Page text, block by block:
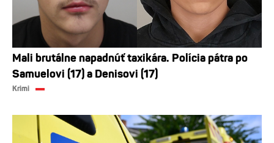
Mali brutálne napadnúť taxikára. Polícia pátra po
Samuelovi (17) a Denisovi (17)
Krimi